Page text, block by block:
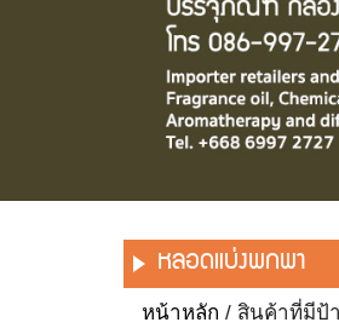
หลอดแบ่งพกพา
หน้าหลัก / สินค้าที่มีป้